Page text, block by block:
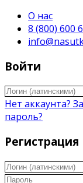
О нас
8 (800) 600
Войти
Нет аккаунта?
пароль?
Регистрация